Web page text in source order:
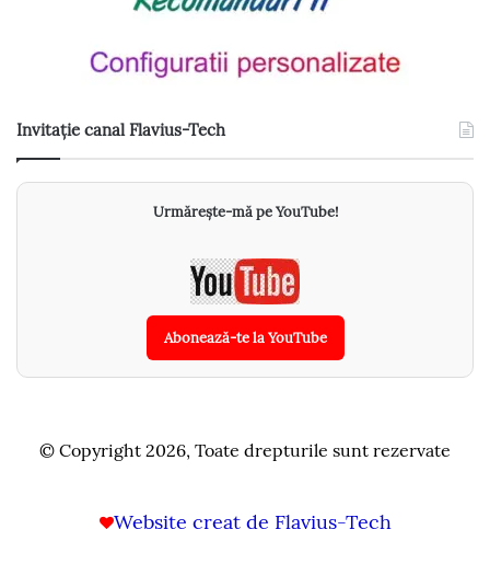
Invitație canal Flavius-Tech
Urmărește-mă pe YouTube!
Abonează-te la YouTube
© Copyright 2026, Toate drepturile sunt rezervate
Website creat de Flavius-Tech